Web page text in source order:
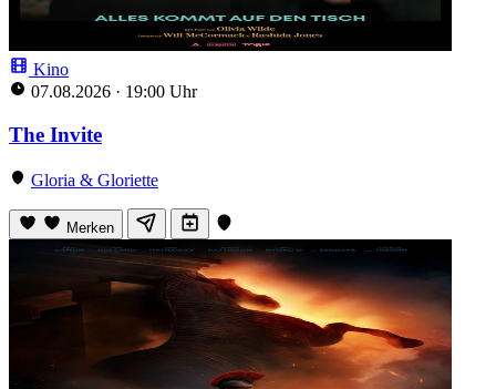
Kino
07.08.2026 · 19:00 Uhr
The Invite
Gloria & Gloriette
Merken